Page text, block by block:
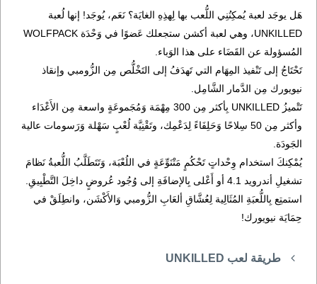
هَل يوجَد لعبة يُمكِنُنِي اللُّعب بها لِهذِهِ الغايَة؟ نَعَم، يُوجَد! إنها لُعبة
UNKILLED، وهي لعبة أكشن ستجعلك عَضوًا في وَحْدَة WOLFPACK
المُسؤولة عن القَضَاء على هذا الوَباء.
تَحْتَاجُ إلى تَنْفيذ المِهَام التي تَهدَفُ إلى التَخْلُّص مِن الزُّومبي وإنقاذ
نيويورك مِن الدَّمار الشَّامِل.
تَتْميزُ UNKILLED بِأكثر مِن 300 مِهْمَة وَمُجَموعَةٍ واسعة مِن الأَعْدَاء
وأكثر مِن 50 سِلاحًا وَحَلِفَاءً لِدَعْمِك، وتَقْنِيَّة لُعْبٍ سَهْلة وَرَسومات عالية
الجَودَة.
يُمْكِنكَ استخدام وِحْداتٍ تَحْكُمٍ مَتْنَوِّعَةٍ في اللُعْبَة، وَتَتَطَلَّبُ اللُّعبةُ نَظامَ
تشغيلِ أندرويد 4.1 أو أَعْلى بِالإضافَةِ إلى وُجُود عُروضٍ داخِلَ التَّطْبِيقِ.
استمتِع بِاللُّعبَةِ المُثَالِية لِعُشَّاقِ ألعَابِ الزُّومبي وَالأَكْشَن، وانطِلَقْ في
حِمَايَة نيويورك!
طريقة لعب UNKILLED